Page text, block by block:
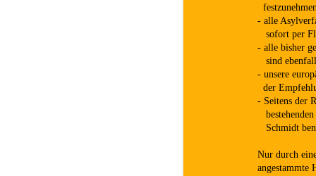
- alle
sofort per
- alle bisher
sind
- unsere
der
- Seitens der
Schmidt
Nur durch
angestammte